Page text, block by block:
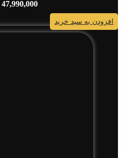
47,990,000
افزودن به سبد خرید